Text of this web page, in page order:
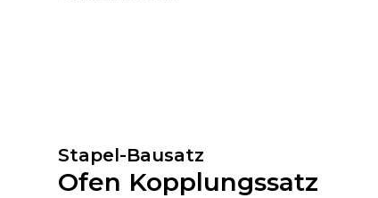
Stapel-Bausatz
Ofen Kopplungssatz